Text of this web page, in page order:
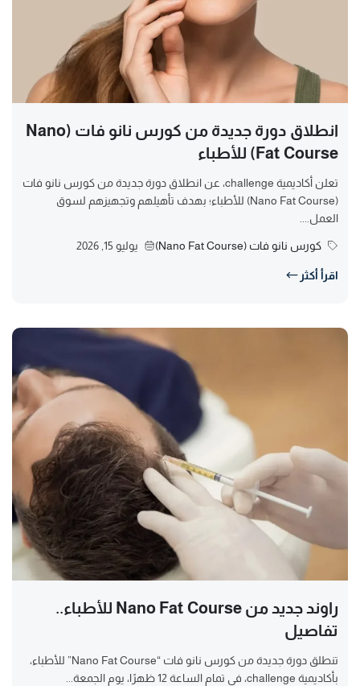
انطلاق دورة جديدة من كورس نانو فات (Nano
Fat Course) للأطباء
تعلن أكاديمية challenge، عن انطلاق دورة جديدة من كورس نانو فات
(Nano Fat Course) للأطباء؛ بهدف تأهيلهم وتجهيزهم لسوق
العمل....
كورس نانو فات (Nano Fat Course) يوليو 15, 2026
اقرأ أكثر
راوند جديد من Nano Fat Course للأطباء..
تفاصيل
تنطلق دورة جديدة من كورس نانو فات “Nano Fat Course” للأطباء،
بأكاديمية challenge، في تمام الساعة 12 ظهرًا، يوم الجمعة...